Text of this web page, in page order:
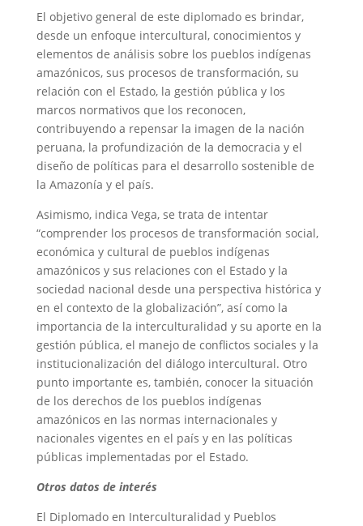
El objetivo general de este diplomado es brindar,
desde un enfoque intercultural, conocimientos y
elementos de análisis sobre los pueblos indígenas
amazónicos, sus procesos de transformación, su
relación con el Estado, la gestión pública y los
marcos normativos que los reconocen,
contribuyendo a repensar la imagen de la nación
peruana, la profundización de la democracia y el
diseño de políticas para el desarrollo sostenible de
la Amazonía y el país.
Asimismo, indica Vega, se trata de intentar
“comprender los procesos de transformación social,
económica y cultural de pueblos indígenas
amazónicos y sus relaciones con el Estado y la
sociedad nacional desde una perspectiva histórica y
en el contexto de la globalización”, así como la
importancia de la interculturalidad y su aporte en la
gestión pública, el manejo de conflictos sociales y la
institucionalización del diálogo intercultural. Otro
punto importante es, también, conocer la situación
de los derechos de los pueblos indígenas
amazónicos en las normas internacionales y
nacionales vigentes en el país y en las políticas
públicas implementadas por el Estado.
Otros datos de interés
El Diplomado en Interculturalidad y Pueblos